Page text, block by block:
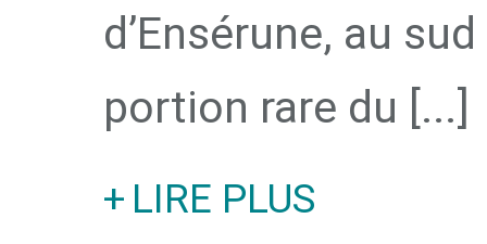
d’Ensérune, au
portion rare du [...]
LIRE PLUS